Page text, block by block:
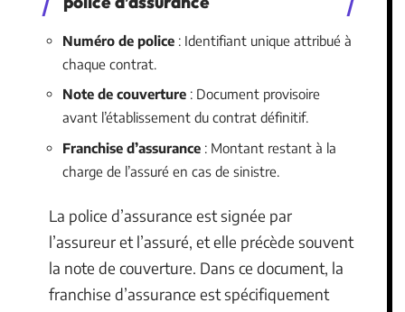
Numéro de police : Identifiant unique attribué à
chaque contrat.
Note de couverture : Document provisoire
avant l’établissement du contrat définitif.
Franchise d’assurance : Montant restant à la
charge de l’assuré en cas de sinistre.
La police d’assurance est signée par
l’assureur et l’assuré, et elle précède souvent
la note de couverture. Dans ce document, la
franchise d’assurance est spécifiquement